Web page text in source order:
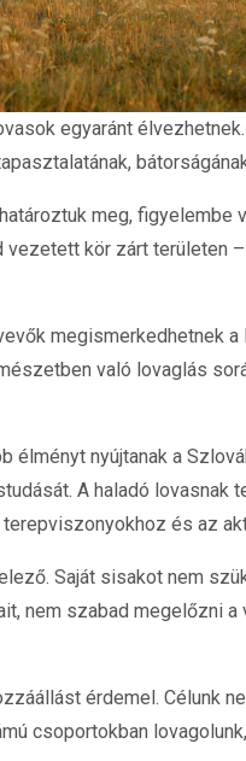
egyaránt
meg,
kör zárt
megismerkedhetnek
való lovaglás
élményt nyújtanak a
A haladó lovasnak
és az
Saját sisakot nem
nem szabad megelőzni
érdemel. Célunk
csoportokban